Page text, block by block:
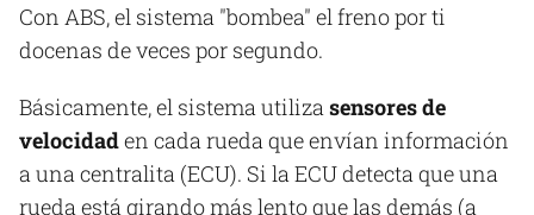
Con ABS, el sistema "bombea" el freno por ti
docenas de veces por segundo.
Básicamente, el sistema utiliza sensores de
velocidaden cada rueda que envían información
a una centralita (ECU). Si la ECU detecta que una
rueda está girando más lento que las demás (a